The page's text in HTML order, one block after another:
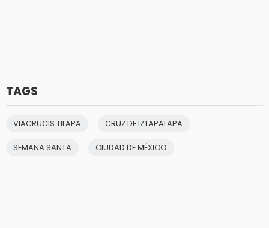
TAGS
VIACRUCIS TILAPA CRUZ DE IZTAPALAPA
SEMANA SANTA CIUDAD DE MÉXICO